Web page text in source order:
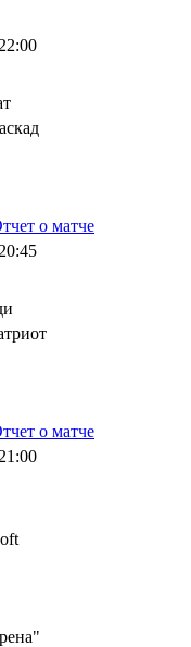
22:00
о матче
20:45
о матче
21:00